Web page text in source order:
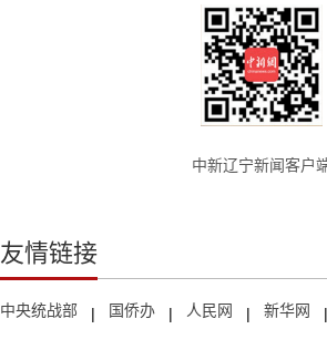
中新辽宁新闻客户
友情链接
中央统战部 | 国侨办 | 人民网 | 新华网 |